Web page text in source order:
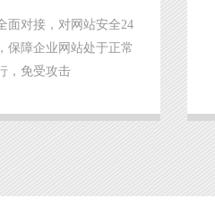
面对接，对网站安全24
保障企业网站处于正常
，免受攻击